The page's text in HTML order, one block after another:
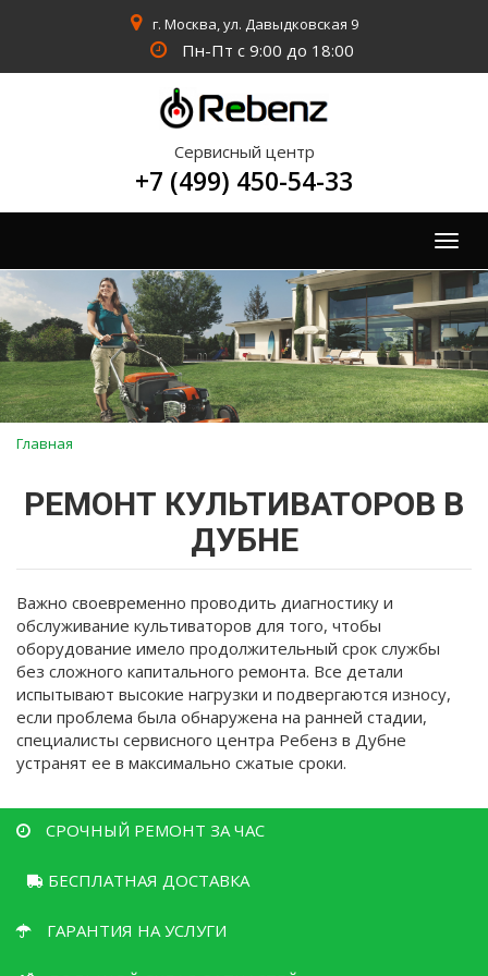
г. Москва, ул. Давыдковская 9
Пн-Пт с 9:00 до 18:00
Сервисный центр
+7 (499) 450-54-33
Вы
здесь
Главная
РЕМОНТ КУЛЬТИВАТОРОВ В
ДУБНЕ
Важно своевременно проводить диагностику и
обслуживание культиваторов для того, чтобы
оборудование имело продолжительный срок службы
без сложного капитального ремонта. Все детали
испытывают высокие нагрузки и подвергаются износу,
если проблема была обнаружена на ранней стадии,
специалисты сервисного центра Ребенз в Дубне
устранят ее в максимально сжатые сроки.
СРОЧНЫЙ РЕМОНТ ЗА ЧАС
БЕСПЛАТНАЯ ДОСТАВКА
ГАРАНТИЯ НА УСЛУГИ